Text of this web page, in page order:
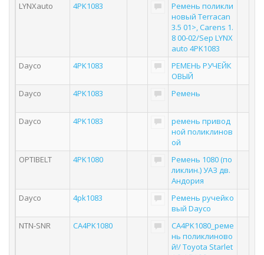
LYNXauto
4PK1083
Ремень поликли
новый Terracan
3.5 01>, Carens 1.
8 00-02/Sep LYNX
auto 4PK1083
Dayco
4PK1083
РЕМЕНЬ РУЧЕЙК
ОВЫЙ
Dayco
4PK1083 Ремень
Dayco 4PK1083
ремень привод
ной поликлинов
ой
OPTIBELT
4PK1080
Ремень 1080 (по
ликлин.) УАЗ дв.
Андория
Dayco
4pk1083
Ремень ручейко
вый Dayco
NTN-SNR
CA4PK1080
CA4PK1080_реме
нь поликлиново
й!/ Toyota Starlet